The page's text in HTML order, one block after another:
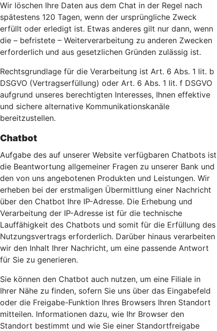
Wir löschen Ihre Daten aus dem Chat in der Regel nach
spätestens 120 Tagen, wenn der ursprüngliche Zweck
erfüllt oder erledigt ist. Etwas anderes gilt nur dann, wenn
die – befristete – Weiterverarbeitung zu anderen Zwecken
erforderlich und aus gesetzlichen Gründen zulässig ist.
Rechtsgrundlage für die Verarbeitung ist Art. 6 Abs. 1 lit. b
DSGVO (Vertragserfüllung) oder Art. 6 Abs. 1 lit. f DSGVO
aufgrund unseres berechtigten Interesses, Ihnen effektive
und sichere alternative Kommunikationskanäle
bereitzustellen.
Chatbot
Aufgabe des auf unserer Website verfügbaren Chatbots ist
die Beantwortung allgemeiner Fragen zu unserer Bank und
den von uns angebotenen Produkten und Leistungen. Wir
erheben bei der erstmaligen Übermittlung einer Nachricht
über den Chatbot Ihre IP-Adresse. Die Erhebung und
Verarbeitung der IP-Adresse ist für die technische
Lauffähigkeit des Chatbots und somit für die Erfüllung des
Nutzungsvertrags erforderlich. Darüber hinaus verarbeiten
wir den Inhalt Ihrer Nachricht, um eine passende Antwort
für Sie zu generieren.
Sie können den Chatbot auch nutzen, um eine Filiale in
Ihrer Nähe zu finden, sofern Sie uns über das Eingabefeld
oder die Freigabe-Funktion Ihres Browsers Ihren Standort
mitteilen. Informationen dazu, wie Ihr Browser den
Standort bestimmt und wie Sie einer Standortfreigabe